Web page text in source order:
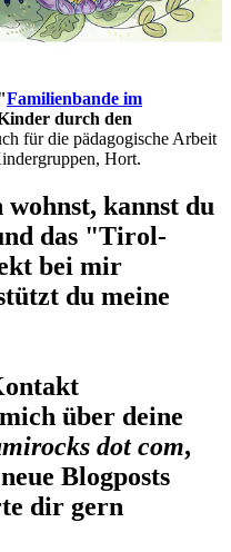
Familienbande im
durch den
für die pädagogische Arbeit
Hort.
kannst du
das "Tirol-
bei mir
du meine
über deine
dot com,
Blogposts
dir gern